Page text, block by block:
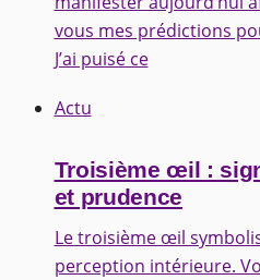
vous mes prédictions
J’ai puisé ce
Actu
Troisième œil :
et prudence
Le troisième œil
perception intérieure.